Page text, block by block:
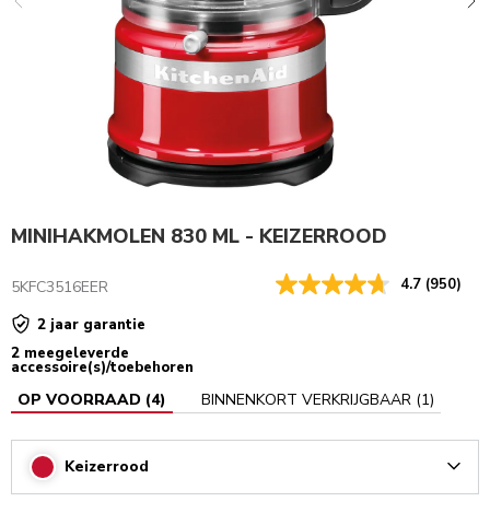
MINIHAKMOLEN 830 ML - KEIZERROOD
5KFC3516EER 4.7 (950)
2 jaar garantie
2 meegeleverde
accessoire(s)/toebehoren
OP VOORRAAD (4) BINNENKORT VERKRIJGBAAR (1)
Keizerrood